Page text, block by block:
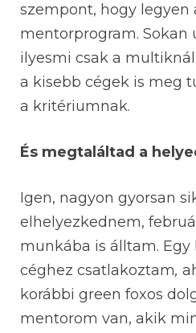
szempont, hogy legyen
mentorprogram. Sokan
ilyesmi csak a
a kisebb cégek is meg
a kritériumnak.
És megtaláltad a
Igen, nagyon gyorsan
elhelyezkednem,
munkába is álltam.
céghez csatlakoztam,
korábbi green foxos
mentorom van, akik